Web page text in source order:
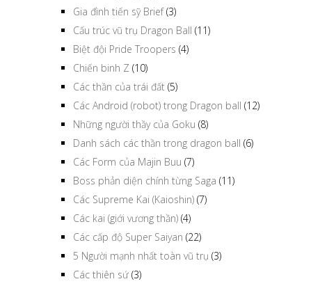
Gia đình tiến sỹ Brief(3)
Cấu trúc vũ trụ Dragon Ball (11)
Biệt đội Pride Troopers (4)
Chiến binh Z (10)
Các thần của trái đất (5)
Các Android (robot) trong Dragon ball (12)
Những người thầy của Goku (8)
Danh sách các thần trong dragon ball (6)
Các Form của Majin Buu (7)
Boss phản diện chính từng Saga (11)
Các Supreme Kai (Kaioshin) (7)
Các kai (giới vương thần) (4)
Các cấp độ Super Saiyan (22)
5 Người mạnh nhất toàn vũ trụ (3)
Các thiên sứ (3)